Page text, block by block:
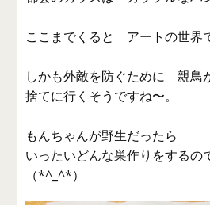
ここまでくると アートの世界
しかも外敵を防ぐために 親鳥
捨てに行くそうですね〜。
もんちゃんが野生だったら
いったいどんな巣作りをするの
（*^_^*）